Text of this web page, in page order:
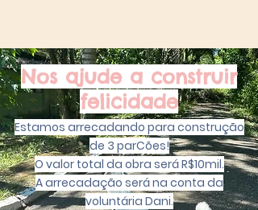
Nos ajude a construir
felicidade
Estamos arrecadando para construção
de 3 parCões!
O valor total da obra será R$10mil.
A arrecadação será na conta da
voluntária Dani.